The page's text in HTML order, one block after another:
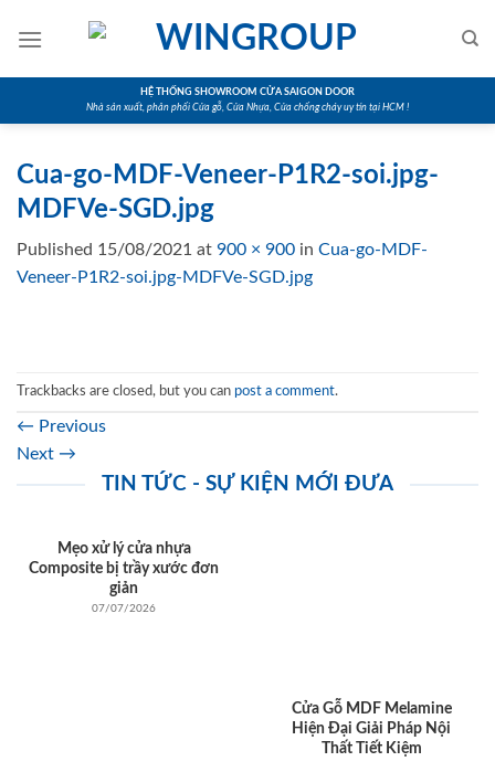
HỆ THỐNG SHOWROOM CỬA SAIGON DOOR
Nhà sản xuất, phân phối Cửa gỗ, Cửa Nhựa, Cửa chống cháy uy tín tại HCM !
Cua-go-MDF-Veneer-P1R2-soi.jpg-
MDFVe-SGD.jpg
Published 15/08/2021 at 900 × 900 in Cua-go-MDF-
Veneer-P1R2-soi.jpg-MDFVe-SGD.jpg
Trackbacks are closed, but you can post a comment.
← Previous
Next →
TIN TỨC - SỰ KIỆN MỚI ĐƯA
Mẹo xử lý cửa nhựa
Composite bị trầy xước đơn
giản
07/07/2026
Cửa Gỗ MDF Melamine
Hiện Đại Giải Pháp Nội
Thất Tiết Kiệm